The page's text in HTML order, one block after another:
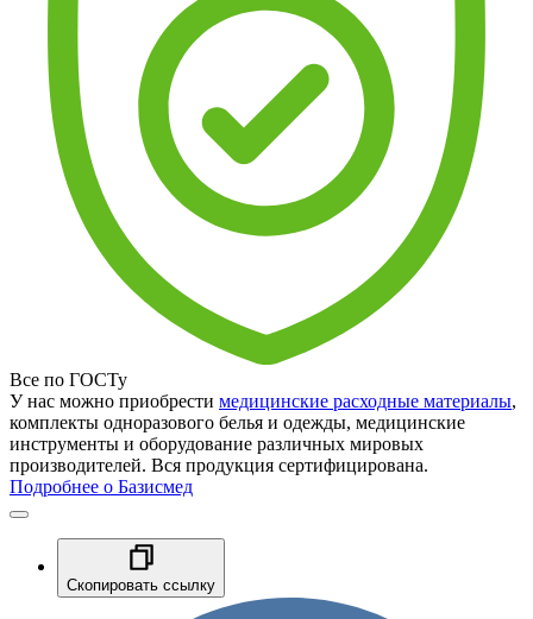
Все по ГОСТу
У нас можно приобрести медицинские расходные материалы,
комплекты одноразового белья и одежды, медицинские
инструменты и оборудование различных мировых
производителей. Вся продукция сертифицирована.
Подробнее о Базисмед
Скопировать ссылку